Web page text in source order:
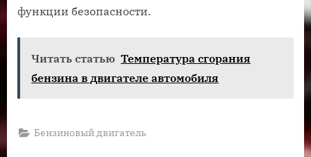
функции безопасности.
Читать статью Температура сгорания
бензина в двигателе автомобиля
Бензиновый двигатель